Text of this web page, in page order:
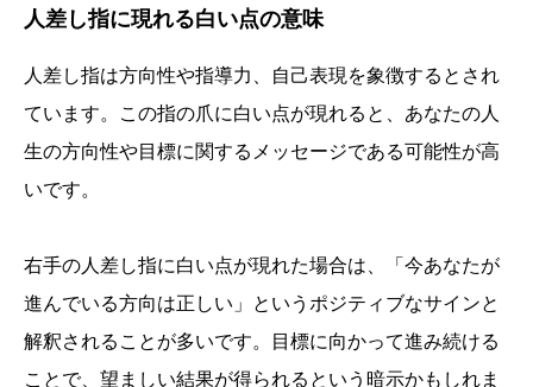
人差し指に現れる白い点の意味
人差し指は方向性や指導力、自己表現を象徴するとされ
ています。この指の爪に白い点が現れると、あなたの人
生の方向性や目標に関するメッセージである可能性が高
いです。
右手の人差し指に白い点が現れた場合は、「今あなたが
進んでいる方向は正しい」というポジティブなサインと
解釈されることが多いです。目標に向かって進み続ける
ことで、望ましい結果が得られるという暗示かもしれま